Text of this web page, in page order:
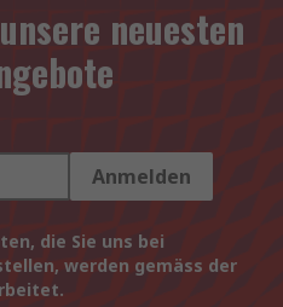
neuesten
Anmelden
die Sie uns bei
werden gemäss der